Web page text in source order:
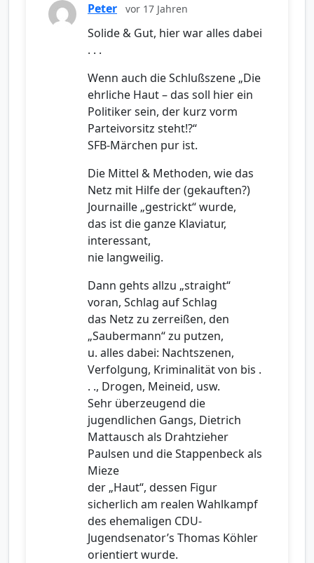
Peter vor 17 Jahren
Solide & Gut, hier war alles dabei
. . .
Wenn auch die Schlußszene „Die
ehrliche Haut – das soll hier ein
Politiker sein, der kurz vorm
Parteivorsitz steht!?“
SFB-Märchen pur ist.
Die Mittel & Methoden, wie das
Netz mit Hilfe der (gekauften?)
Journaille „gestrickt“ wurde,
das ist die ganze Klaviatur,
interessant,
nie langweilig.
Dann gehts allzu „straight“
voran, Schlag auf Schlag
das Netz zu zerreißen, den
„Saubermann“ zu putzen,
u. alles dabei: Nachtszenen,
Verfolgung, Kriminalität von bis .
. ., Drogen, Meineid, usw.
Sehr überzeugend die
jugendlichen Gangs, Dietrich
Mattausch als Drahtzieher
Paulsen und die Stappenbeck als
Mieze
der „Haut“, dessen Figur
sicherlich am realen Wahlkampf
des ehemaligen CDU-
Jugendsenator’s Thomas Köhler
orientiert wurde.